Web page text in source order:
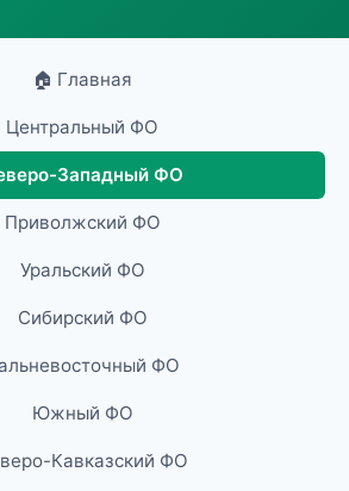
🏠 Главная
Центральный ФО
Западный ФО
Приволжский ФО
Уральский ФО
Сибирский ФО
ФО
Южный ФО
Кавказский ФО